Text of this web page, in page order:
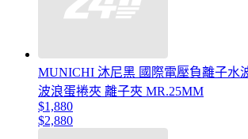
MUNICHI 沐尼黑 國際電壓負離子水
波浪蛋捲夾 離子夾 MR.25MM
$1,880
$2,880